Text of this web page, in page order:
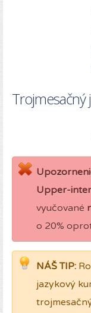
Trojmesačný
Upper-
vyučované
o 20%
NÁŠ TIP:
jazykový